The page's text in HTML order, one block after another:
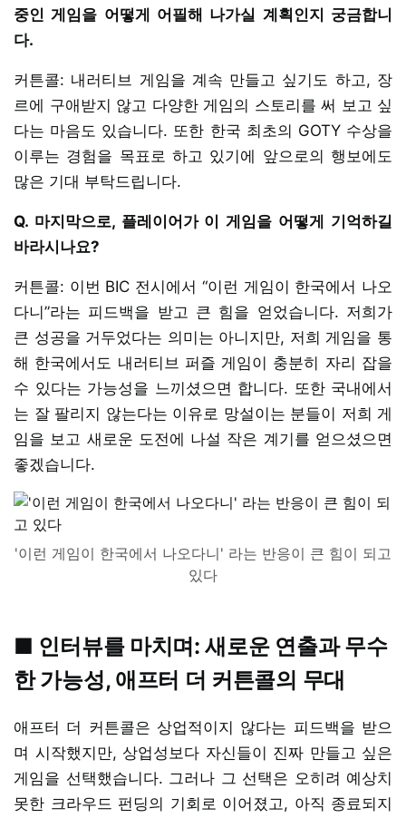
중인 게임을 어떻게 어필해 나가실 계획인지 궁금합니
다.
커튼콜: 내러티브 게임을 계속 만들고 싶기도 하고, 장
르에 구애받지 않고 다양한 게임의 스토리를 써 보고 싶
다는 마음도 있습니다. 또한 한국 최초의 GOTY 수상을
이루는 경험을 목표로 하고 있기에 앞으로의 행보에도
많은 기대 부탁드립니다.
Q. 마지막으로, 플레이어가 이 게임을 어떻게 기억하길
바라시나요?
커튼콜: 이번 BIC 전시에서 “이런 게임이 한국에서 나오
다니”라는 피드백을 받고 큰 힘을 얻었습니다. 저희가
큰 성공을 거두었다는 의미는 아니지만, 저희 게임을 통
해 한국에서도 내러티브 퍼즐 게임이 충분히 자리 잡을
수 있다는 가능성을 느끼셨으면 합니다. 또한 국내에서
는 잘 팔리지 않는다는 이유로 망설이는 분들이 저희 게
임을 보고 새로운 도전에 나설 작은 계기를 얻으셨으면
좋겠습니다.
'이런 게임이 한국에서 나오다니' 라는 반응이 큰 힘이 되고
있다
■ 인터뷰를 마치며: 새로운 연출과 무수
한 가능성, 애프터 더 커튼콜의 무대
애프터 더 커튼콜은 상업적이지 않다는 피드백을 받으
며 시작했지만, 상업성보다 자신들이 진짜 만들고 싶은
게임을 선택했습니다. 그러나 그 선택은 오히려 예상치
못한 크라우드 펀딩의 기회로 이어졌고, 아직 종료되지